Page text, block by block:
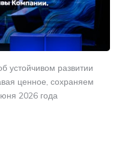
устойчивом развитии
ценное, сохраняем
2026 года